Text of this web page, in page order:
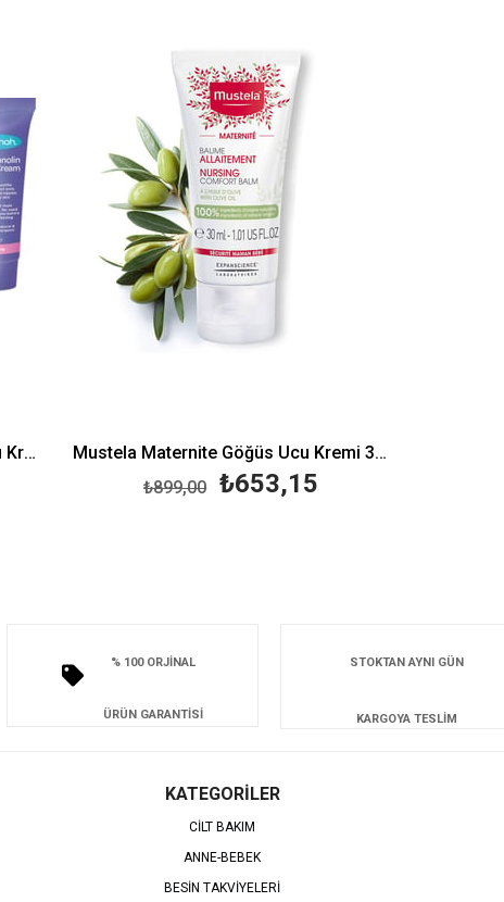
Lansinoh HPA® Lanolin Göğüs Ucu Kremi (40 ml) Mustela Maternite Göğüs Ucu Kremi 30 ml
₺653,15
₺899,00
% 100 ORJİNAL
ÜRÜN GARANTİSİ
STOKTAN AYNI GÜN
KARGOYA TESLİM
KATEGORİLER
CİLT BAKIM
ANNE-BEBEK
BESİN TAKVİYELERİ